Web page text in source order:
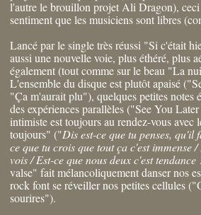
l'autre le brouillon projet Ali Dragon), ceci
sentiment que les musiciens sont libres
Lancé par le single très réussi "Si c'était
aussi une nouvelle voie, plus éthéré, plus
également (tout comme sur le beau "La
L'ensemble du disque est plutôt apaisé
"Ça m'aurait plu"), quelques petites notes
des expériences parallèles ("See You
intimiste est toujours au rendez-vous
toujours" ("Dis est-ce que tu penses,
ce que tu crois que tout ça c'est immense
vois / Est-ce que nous deux c'est tendance
valse" fait mélancoliquement danser nos
rock font se réveiller nos petites cellules
sourires").